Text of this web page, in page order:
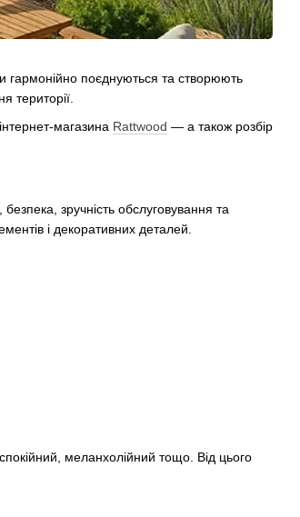
гармонійно поєднуються та створюють
території.
магазина Rattwood — а також розбір
зручність обслуговування та
і декоративних деталей.
меланхолійний тощо. Від цього